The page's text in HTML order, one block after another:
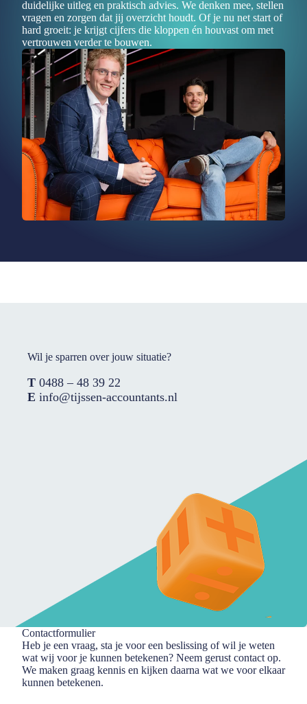
duidelijke uitleg en praktisch advies. We denken mee, stellen
vragen en zorgen dat jij overzicht houdt. Of je nu net start of
hard groeit: je krijgt cijfers die kloppen én houvast om met
vertrouwen verder te bouwen.
Wil je sparren over jouw situatie?
T 0488 – 48 39 22
E info@tijssen-accountants.nl
Contactformulier
Heb je een vraag, sta je voor een beslissing of wil je weten
wat wij voor je kunnen betekenen? Neem gerust contact op.
We maken graag kennis en kijken daarna wat we voor elkaar
kunnen betekenen.